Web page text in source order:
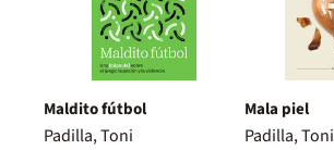
Maldito fútbol
Padilla, Toni
Mala piel
Padilla, Toni